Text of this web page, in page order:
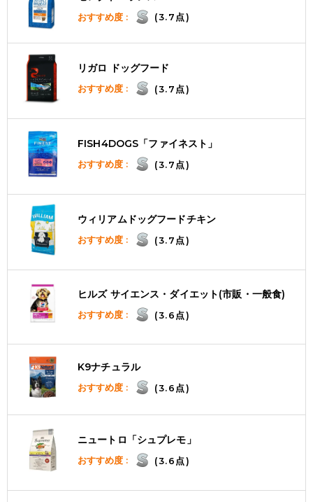
おすすめ度 : (3.7点)
リガロ ドッグフード
おすすめ度 : (3.7点)
FISH4DOGS「ファイネスト」
おすすめ度 : (3.7点)
ウィリアムドッグフードチキン
おすすめ度 : (3.7点)
ヒルズ サイエンス・ダイエット(市販・一般食)
おすすめ度 : (3.6点)
K9ナチュラル
おすすめ度 : (3.6点)
ニュートロ「シュプレモ」
おすすめ度 : (3.6点)